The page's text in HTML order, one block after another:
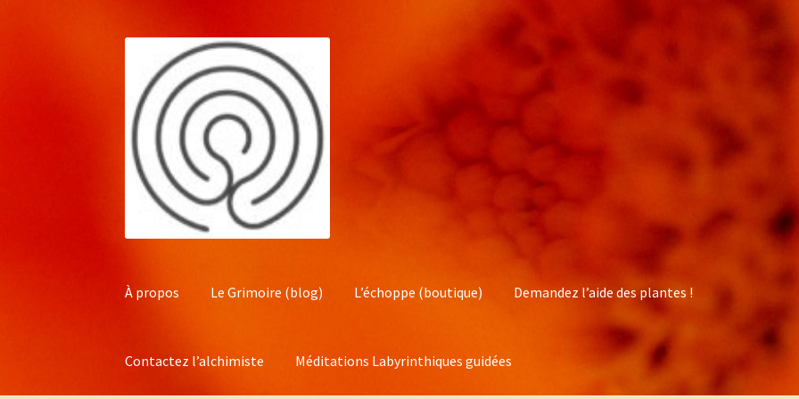
navigation
contenu
À propos Le Grimoire (blog) L’échoppe (boutique) Demandez l’aide des plantes !
Contactez l’alchimiste Méditations Labyrinthiques guidées